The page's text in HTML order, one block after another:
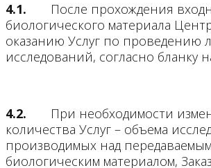
4.1. После прохождения
биологического материала
оказанию Услуг по проведению
исследований, согласно бланку
4.2. При необходимости
количества Услуг – объема
производимых над
биологическим материалом,